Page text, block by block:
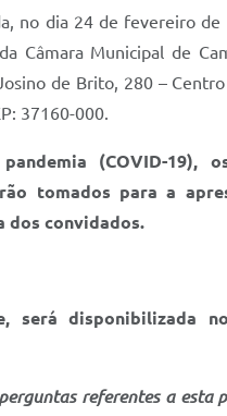
no dia 24 de fevereiro de
Câmara Municipal de
de Brito, 280 –
37160-000.
(COVID-19),
tomados para a
dos convidados.
será disponibilizada
referentes a esta